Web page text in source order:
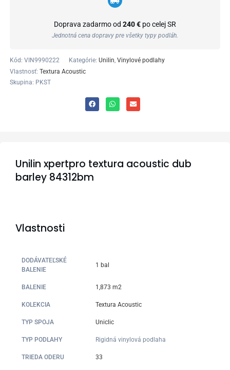
Doprava zadarmo od 240 € po celej SR
Jednotná cena dopravy pre všetky typy podláh.
Kód: VIN9990222 Kategórie: Unilin Vinylové podlahy
Vlastnosť: Textura Acoustic
Skupina: PKST
Unilin xpertpro textura acoustic dub
barley 84312bm
Vlastnosti
DODÁVATEĽSKÉ
BALENIE
1 bal
BALENIE 1,873 m2
KOLEKCIA Textura Acoustic
TYP SPOJA Uniclic
TYP PODLAHY Rigidná vinylová podlaha
TRIEDA ODERU 33